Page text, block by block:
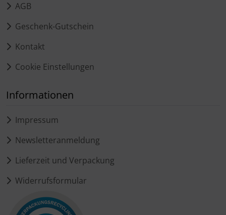
AGB
Geschenk-Gutschein
Kontakt
Cookie Einstellungen
Informationen
Impressum
Newsletteranmeldung
Lieferzeit und Verpackung
Widerrufsformular